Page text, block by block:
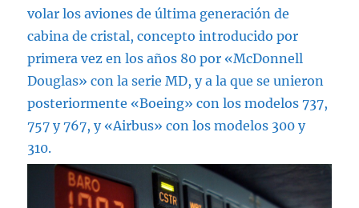
volar los aviones de última generación de
cabina de cristal, concepto introducido por
primera vez en los años 80 por «McDonnell
Douglas» con la serie MD, y a la que se unieron
posteriormente «Boeing» con los modelos 737,
757 y 767, y «Airbus» con los modelos 300 y
310.